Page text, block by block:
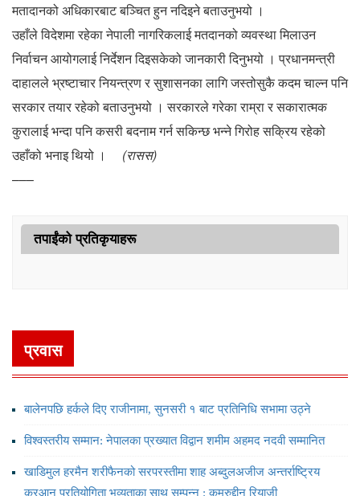
मतादानको अधिकारबाट बञ्चित हुन नदिइने बताउनुभयो ।
उहाँले विदेशमा रहेका नेपाली नागरिकलाई मतदानको व्यवस्था मिलाउन
निर्वाचन आयोगलाई निर्देशन दिइसकेको जानकारी दिनुभयो । प्रधानमन्त्री
दाहालले भ्रष्टाचार नियन्त्रण र सुशासनका लागि जस्तोसुकै कदम चाल्न पनि
सरकार तयार रहेको बताउनुभयो । सरकारले गरेका राम्रा र सकारात्मक
कुरालाई भन्दा पनि कसरी बदनाम गर्न सकिन्छ भन्ने गिरोह सक्रिय रहेको
उहाँको भनाइ थियो ।
(रासस)
–––
तपाईंको प्रतिकृयाहरू
प्रवास
बालेनपछि हर्कले दिए राजीनामा, सुनसरी १ बाट प्रतिनिधि सभामा उठ्ने
विश्वस्तरीय सम्मान: नेपालका प्रख्यात विद्वान शमीम अहमद नदवी सम्मानित
खाडिमुल हरमैन शरीफैनको सरपरस्तीमा शाह अब्दुलअजीज अन्तर्राष्ट्रिय
कुरआन प्रतियोगिता भव्यताका साथ सम्पन्न : कमरुद्दीन रियाजी